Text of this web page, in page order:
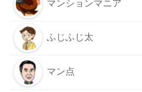
マンションマニア
ふじふじ太
マン点